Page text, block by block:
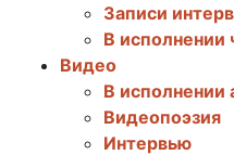
Записи
В исполнении
Видео
В исполнении
Видеопоэзия
Интервью